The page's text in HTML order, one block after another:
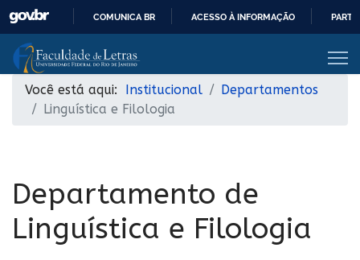
COMUNICA BR ACESSO À INFORMAÇÃO
Você está aqui: Institucional
Departamentos
Linguística e Filologia
Departamento de
Linguística e Filologia